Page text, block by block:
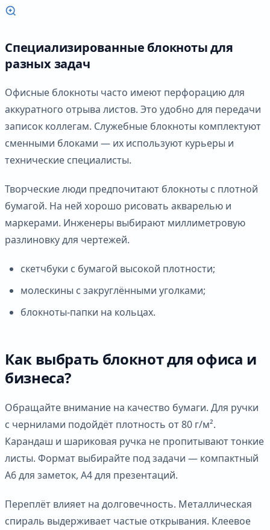
Специализированные блокноты для
разных задач
Офисные блокноты часто имеют перфорацию для
аккуратного отрыва листов. Это удобно для передачи
записок коллегам. Служебные блокноты комплектуют
сменными блоками — их используют курьеры и
технические специалисты.
Творческие люди предпочитают блокноты с плотной
бумагой. На ней хорошо рисовать акварелью и
маркерами. Инженеры выбирают миллиметровую
разлиновку для чертежей.
скетчбуки с бумагой высокой плотности;
молескины с закруглёнными уголками;
блокноты-папки на кольцах.
Как выбрать блокнот для офиса и
бизнеса?
Обращайте внимание на качество бумаги. Для ручки
с чернилами подойдёт плотность от 80 г/м².
Карандаш и шариковая ручка не пропитывают тонкие
листы. Формат выбирайте под задачи — компактный
А6 для заметок, А4 для презентаций.
Переплёт влияет на долговечность. Металлическая
спираль выдерживает частые открывания. Клеевое